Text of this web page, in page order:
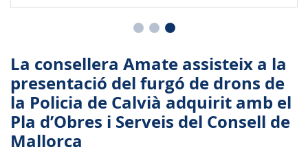
La consellera Amate assisteix a la
presentació del furgó de drons de
la Policia de Calvià adquirit amb el
Pla d’Obres i Serveis del Consell de
Mallorca